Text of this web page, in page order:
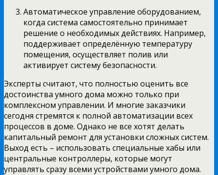
Автоматическое управление оборудованием,
когда система самостоятельно принимает
решение о необходимых действиях. Например,
поддерживает определённую температуру
помещения, осуществляет полив или
активирует систему безопасности.
Эксперты считают, что полностью оценить все
достоинства умного дома можно только при
комплексном управлении. И многие заказчики
сегодня стремятся к полной автоматизации всех
процессов в доме. Однако не все хотят делать
капитальный ремонт для установки сложных систем.
Выход есть – использовать специальные хабы или
центральные контроллеры, которые могут
управлять сразу всеми устройствами умного дома.